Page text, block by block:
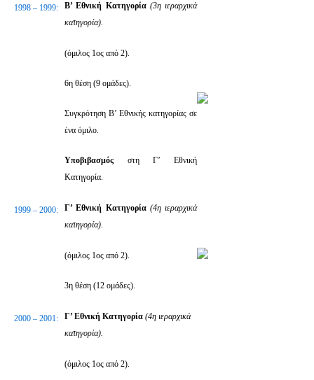
1998 – 1999: Β’ Εθνική Κατηγορία(3η ιεραρχικά
κατηγορία).
(όμιλος 1ος από 2).
6η θέση (9 ομάδες).
Συγκρότηση Β’ Εθνικής κατηγορίας σε
ένα όμιλο.
Υποβιβασμός στη Γ’ Εθνική
Κατηγορία.
1999 – 2000: Γ’ Εθνική Κατηγορία(4η ιεραρχικά
κατηγορία).
(όμιλος 1ος από 2).
3η θέση (12 ομάδες).
2000 – 2001: Γ’ Εθνική Κατηγορία (4η ιεραρχικά
κατηγορία).
(όμιλος 1ος από 2).